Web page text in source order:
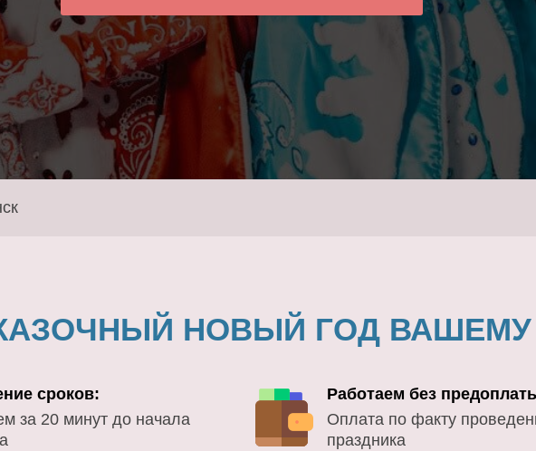
НОВЫЙ ГОД ВАШЕМУ
сроков:
за 20 минут до начала
Работаем без
Оплата по факту
праздника